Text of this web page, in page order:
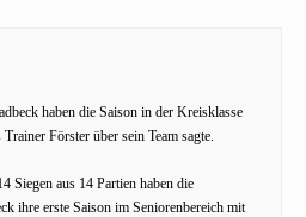
haben die Saison in der Kreisklasse
Förster über sein Team sagte.
Siegen aus 14 Partien haben die
ihre erste Saison im Seniorenbereich mit